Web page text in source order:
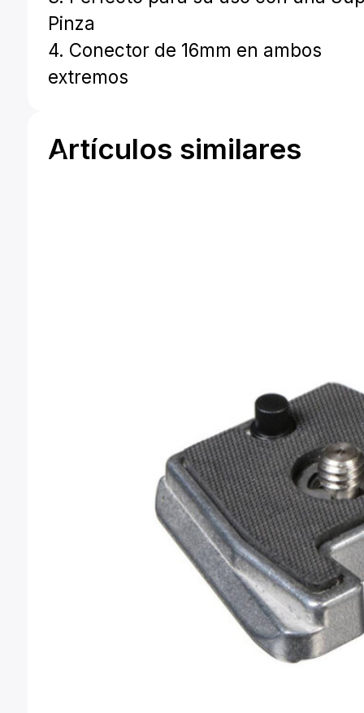
3. Perfecto para su uso con una
Pinza
4. Conector de 16mm en ambos
Artículos similares